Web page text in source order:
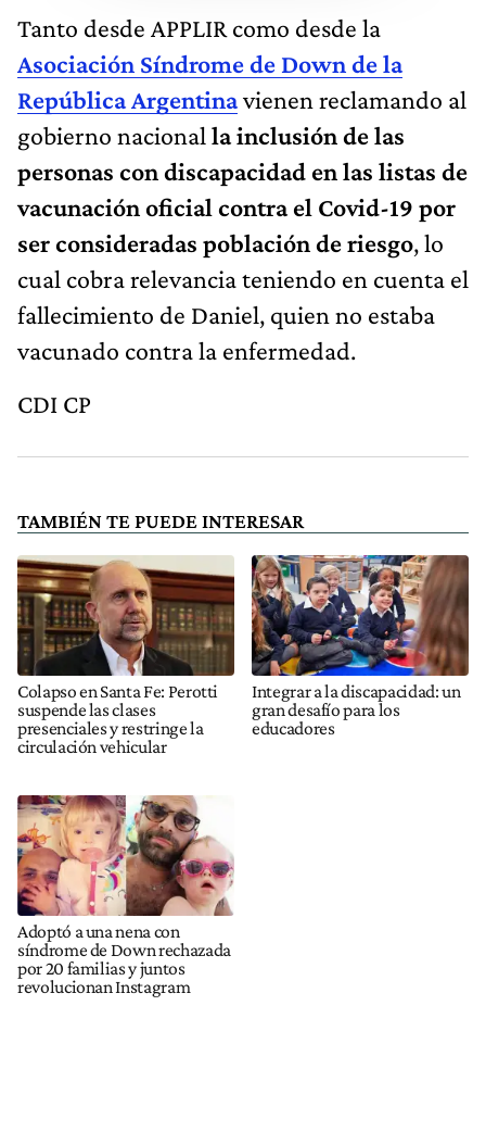
Tanto desde APPLIR como desde la
Asociación Síndrome de Down de la
República Argentinavienen reclamando al
gobierno nacional la inclusión de las
personas con discapacidad en las listas de
vacunación oficial contra el Covid-19 por
ser consideradas población de riesgo, lo
cual cobra relevancia teniendo en cuenta el
fallecimiento de Daniel, quien no estaba
vacunado contra la enfermedad.
CDI CP
TAMBIÉN TE PUEDE INTERESAR
Colapso en Santa Fe: Perotti
suspende las clases
presenciales y restringe la
circulación vehicular
Integrar a la discapacidad: un
gran desafío para los
educadores
Adoptó a una nena con
síndrome de Down rechazada
por 20 familias y juntos
revolucionan Instagram